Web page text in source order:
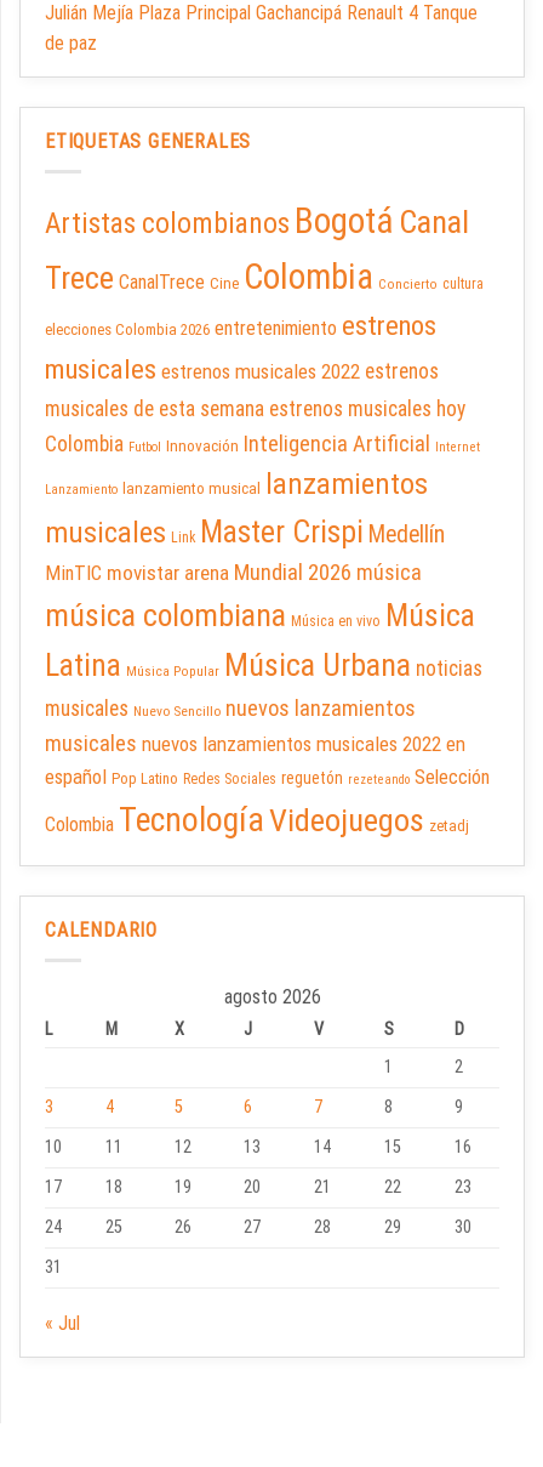
Julián Mejía Plaza Principal Gachancipá Renault 4 Tanque
de paz
ETIQUETAS GENERALES
Artistas colombianos Bogotá Canal
Trece CanalTrece Cine Colombia Concierto cultura
elecciones Colombia 2026 entretenimiento estrenos
musicales estrenos musicales 2022 estrenos
musicales de esta semana estrenos musicales hoy
Colombia Futbol Innovación Inteligencia Artificial Internet
Lanzamiento lanzamiento musical
lanzamientos
musicales Link Master Crispi Medellín
MinTIC movistar arena Mundial 2026 música
música colombiana Música en vivo Música
Latina Música Popular Música Urbana noticias
musicales Nuevo Sencillo nuevos lanzamientos
musicales nuevos lanzamientos musicales 2022 en
español Pop Latino Redes Sociales reguetón rezeteando Selección
Colombia TecnologíaVideojuegos zetadj
CALENDARIO
agosto 2026
L M X J V S
D
1
2
3
4 5 6 7 8
9
10
11 12 13 14 15
16
17
18 19 20 21 22
23
24
25 26 27 28 29
30
31
« Jul